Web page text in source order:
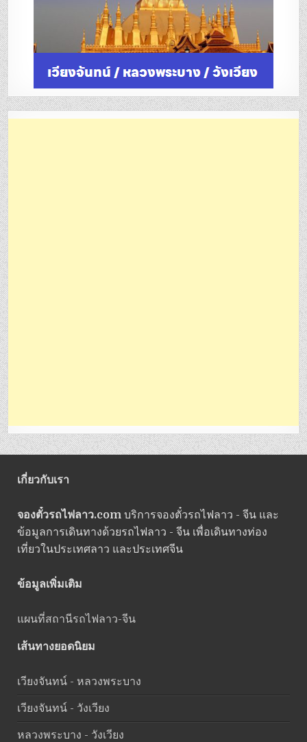
เกี่ยวกับเรา
จองตั๋วรถไฟลาว.com บริการจองตั๋วรถไฟลาว - จีน และ
ข้อมูลการเดินทางด้วยรถไฟลาว - จีน เพื่อเดินทางท่อง
เที่ยวในประเทศลาว และประเทศจีน
ข้อมูลเพิ่มเติม
แผนที่สถานีรถไฟลาว-จีน
เส้นทางยอดนิยม
เวียงจันทน์ - หลวงพระบาง
เวียงจันทน์ - วังเวียง
หลวงพระบาง - วังเวียง